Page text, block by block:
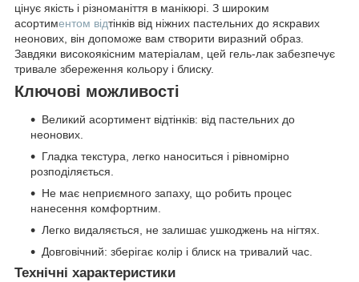
цінує якість і різноманіття в манікюрі. З широким
асортиментом відтінків від ніжних пастельних до яскравих
неонових, він допоможе вам створити виразний образ.
Завдяки високоякісним матеріалам, цей гель-лак забезпечує
тривале збереження кольору і блиску.
Ключові можливості
Великий асортимент відтінків: від пастельних до
неонових.
Гладка текстура, легко наноситься і рівномірно
розподіляється.
Не має неприємного запаху, що робить процес
нанесення комфортним.
Легко видаляється, не залишає ушкоджень на нігтях.
Довговічний: зберігає колір і блиск на тривалий час.
Технічні характеристики